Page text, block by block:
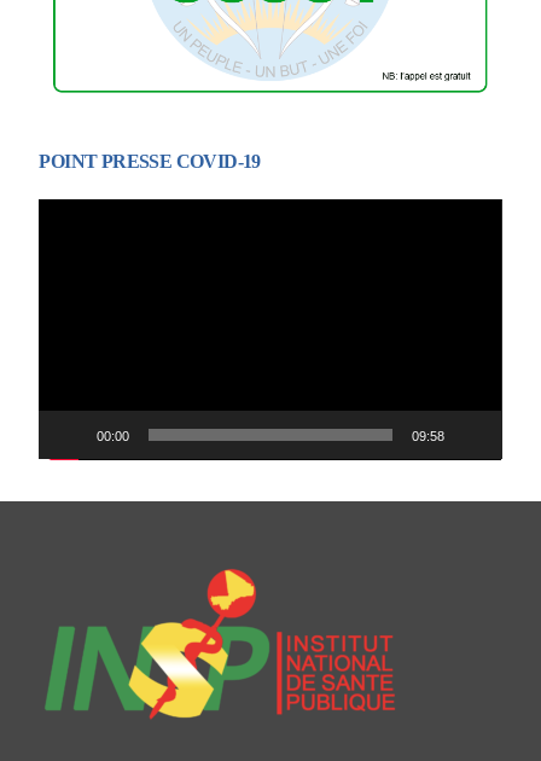
POINT PRESSE COVID-19
00:00 09:58